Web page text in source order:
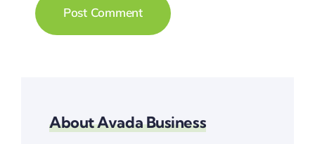
About Avada Business